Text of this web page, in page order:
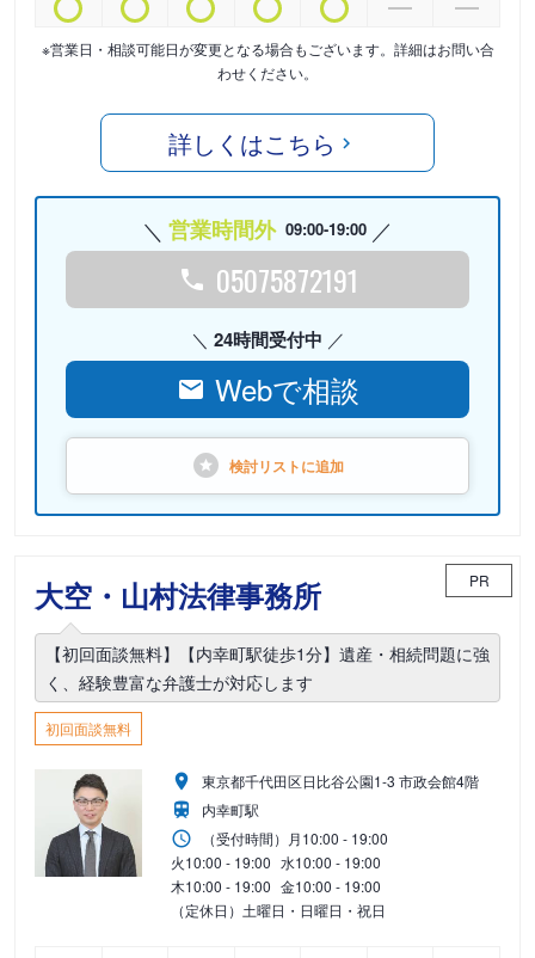
※営業日・相談可能日が変更となる場合もございます。詳細はお問い合
わせください。
詳しくはこちら
営業時間外 09:00-19:00
05075872191
24時間受付中
Webで相談
検討リストに追加
大空・山村法律事務所 PR
【初回面談無料】【内幸町駅徒歩1分】遺産・相続問題に強
く、経験豊富な弁護士が対応します
初回面談無料
東京都千代田区日比谷公園1-3 市政会館4階
内幸町駅
（受付時間） 月10:00 - 19:00
火10:00 - 19:00 水10:00 - 19:00
木10:00 - 19:00 金10:00 - 19:00
（定休日）土曜日・日曜日・祝日